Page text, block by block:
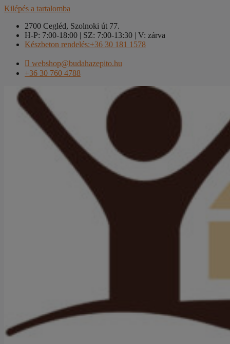
Kilépés a tartalomba
2700 Cegléd, Szolnoki út 77.
H-P: 7:00-18:00 | SZ: 7:00-13:30 | V: zárva
Készbeton rendelés:+36 30 181 1578
webshop@budahazepito.hu
+36 30 760 4788